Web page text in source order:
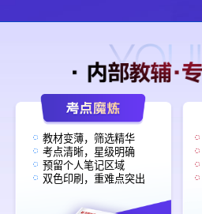
教材变薄，筛选精华
考点清晰，星级明确
预留个人笔记区域
双色印刷，重难点突出